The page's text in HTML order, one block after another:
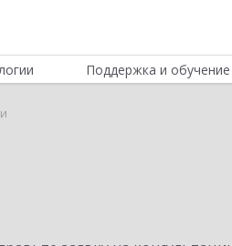
Поддержка и обучение